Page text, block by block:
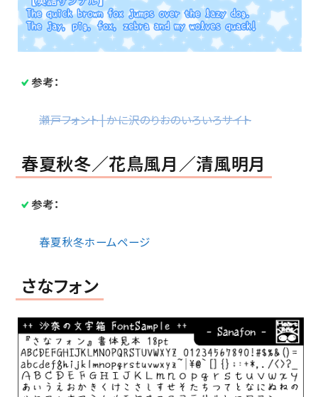
参考：
瀬戸フォント | かに沢のりおのいろいろサイト
春夏秋冬／花鳥風月／清風明月
参考：
春夏秋冬ホームページ
さなフォン